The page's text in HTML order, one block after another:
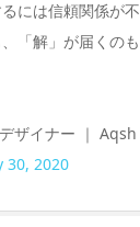
には信頼関係が
、「解」が届くの
ザイナー ｜ Aqsh
30, 2020